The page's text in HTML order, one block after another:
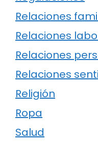
Relaciones
Relaciones
Relaciones
Relaciones
Religión
Ropa
Salud